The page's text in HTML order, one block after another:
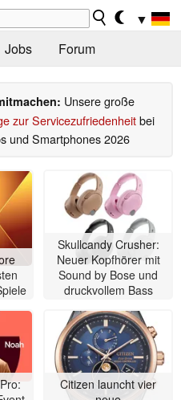
▼
Jobs Forum
Unsere große
zur Servicezufriedenheitbei
und Smartphones 2026
Skullcandy Crusher:
Neuer Kopfhörer mit
Sound by Bose und
druckvollem Bass
Citizen launcht vier